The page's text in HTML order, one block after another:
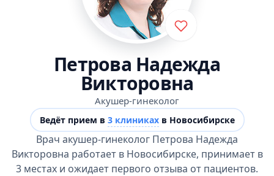
Петрова Надежда
Викторовна
Акушер-гинеколог
Ведёт прием в 3 клиникахв Новосибирске
Врач акушер-гинеколог Петрова Надежда
Викторовна работает в Новосибирске, принимает в
3 местах и ожидает первого отзыва от пациентов.